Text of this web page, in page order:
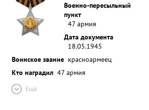
Военно-пересыльный
пункт
47 армия
Дата документа
18.05.1945
Воинское звание красноармеец
Кто наградил 47 армия
Ещё